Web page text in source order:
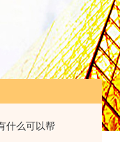
什么可以帮